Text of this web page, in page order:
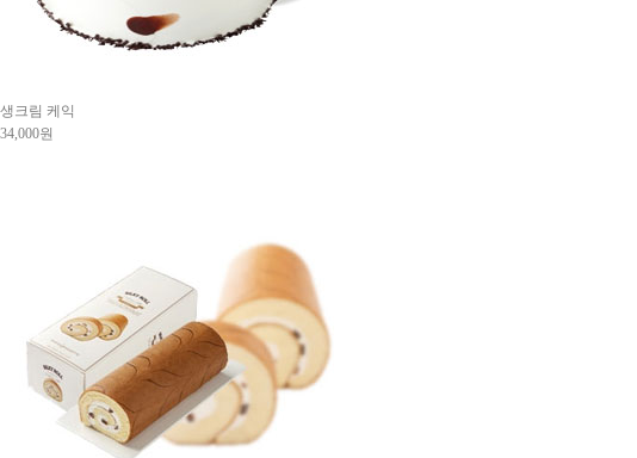
생크림 케익
34,000원